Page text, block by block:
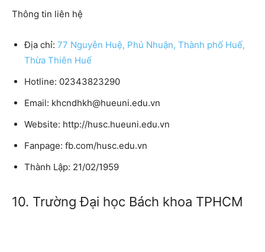
Thông tin liên hệ
Địa chỉ: 77 Nguyễn Huệ, Phú Nhuận, Thành phố Huế,
Thừa Thiên Huế
Hotline: 02343823290
Email: khcndhkh@hueuni.edu.vn
Website: http://husc.hueuni.edu.vn
Fanpage: fb.com/husc.edu.vn
Thành Lập: 21/02/1959
10. Trường Đại học Bách khoa TPHCM